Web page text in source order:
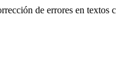
de errores en textos